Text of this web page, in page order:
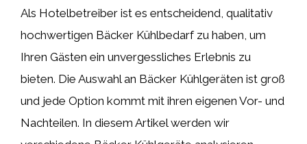
Als Hotelbetreiber ist es entscheidend, qualitativ
hochwertigen Bäcker Kühlbedarf zu haben, um
Ihren Gästen ein unvergessliches Erlebnis zu
bieten. Die Auswahl an Bäcker Kühlgeräten ist groß
und jede Option kommt mit ihren eigenen Vor- und
Nachteilen. In diesem Artikel werden wir